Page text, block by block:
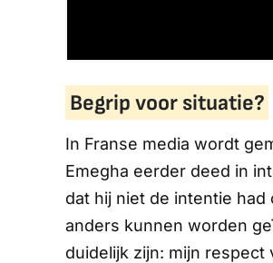
Begrip voor situatie?
In Franse media wordt
Emegha eerder deed in
dat hij niet de intentie
anders kunnen worden
duidelijk zijn: mijn respect